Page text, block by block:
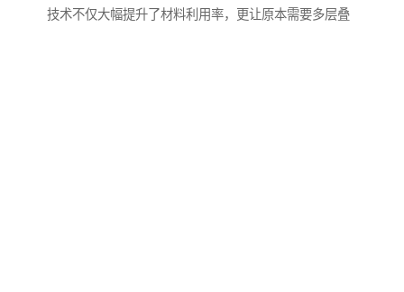
技术不仅大幅提升了材料利用率，更让原本需要多层叠